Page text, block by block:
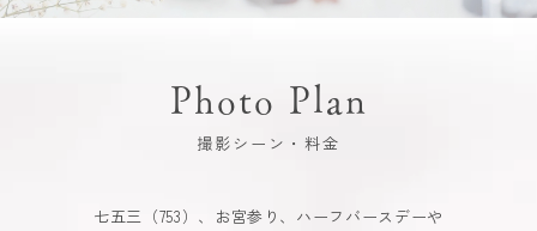
Photo Plan
撮影シーン・料金
七五三（753）、お宮参り、ハーフバースデーや